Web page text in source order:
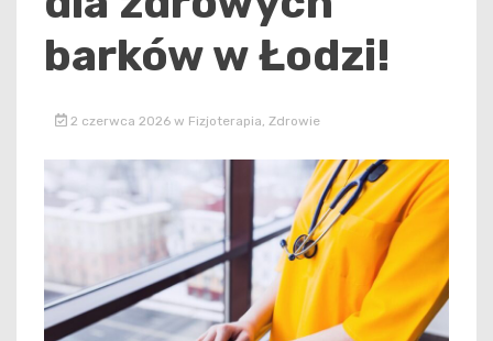
barków w Łodzi!
2 czerwca 2026 w Fizjoterapia Zdrowie